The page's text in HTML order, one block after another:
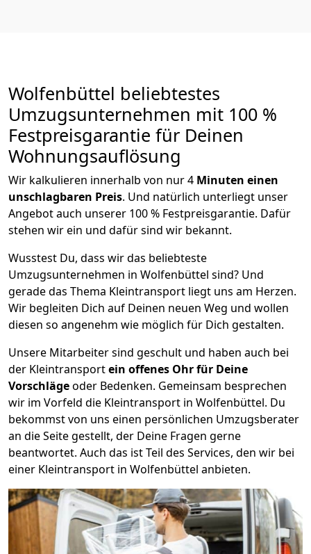
Wolfenbüttel beliebtestes
Umzugsunternehmen mit 100 %
Festpreisgarantie für Deinen
Wohnungsauflösung
Wir kalkulieren innerhalb von nur 4 Minuten einen
unschlagbaren Preis. Und natürlich unterliegt unser
Angebot auch unserer 100 % Festpreisgarantie. Dafür
stehen wir ein und dafür sind wir bekannt.
Wusstest Du, dass wir das beliebteste
Umzugsunternehmen in Wolfenbüttel sind? Und
gerade das Thema Kleintransport liegt uns am Herzen.
Wir begleiten Dich auf Deinen neuen Weg und wollen
diesen so angenehm wie möglich für Dich gestalten.
Unsere Mitarbeiter sind geschult und haben auch bei
der Kleintransportein offenes Ohr für Deine
Vorschlägeoder Bedenken. Gemeinsam besprechen
wir im Vorfeld die Kleintransport in Wolfenbüttel. Du
bekommst von uns einen persönlichen Umzugsberater
an die Seite gestellt, der Deine Fragen gerne
beantwortet. Auch das ist Teil des Services, den wir bei
einer Kleintransport in Wolfenbüttel anbieten.